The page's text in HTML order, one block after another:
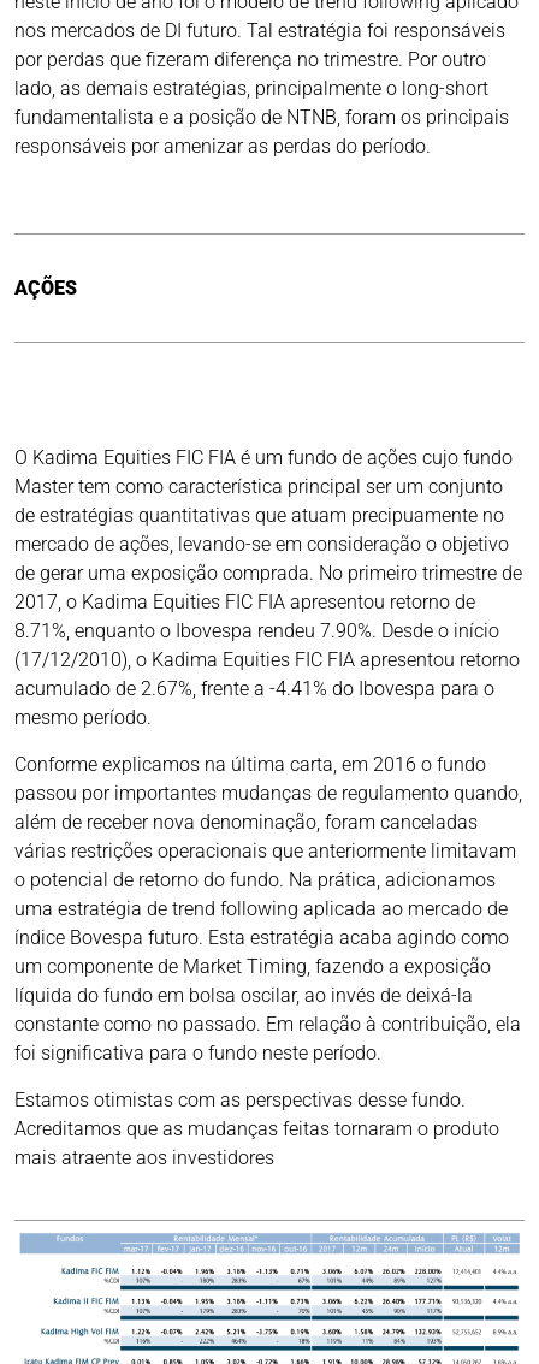
nos mercados de DI futuro. Tal estratégia foi responsáveis
por perdas que fizeram diferença no trimestre. Por outro
lado, as demais estratégias, principalmente o long-short
fundamentalista e a posição de NTNB, foram os principais
responsáveis por amenizar as perdas do período.
AÇÕES
O Kadima Equities FIC FIA é um fundo de ações cujo fundo
Master tem como característica principal ser um conjunto
de estratégias quantitativas que atuam precipuamente no
mercado de ações, levando-se em consideração o objetivo
de gerar uma exposição comprada. No primeiro trimestre de
2017, o Kadima Equities FIC FIA apresentou retorno de
8.71%, enquanto o Ibovespa rendeu 7.90%. Desde o início
(17/12/2010), o Kadima Equities FIC FIA apresentou retorno
acumulado de 2.67%, frente a -4.41% do Ibovespa para o
mesmo período.
Conforme explicamos na última carta, em 2016 o fundo
passou por importantes mudanças de regulamento quando,
além de receber nova denominação, foram canceladas
várias restrições operacionais que anteriormente limitavam
o potencial de retorno do fundo. Na prática, adicionamos
uma estratégia de trend following aplicada ao mercado de
índice Bovespa futuro. Esta estratégia acaba agindo como
um componente de Market Timing, fazendo a exposição
líquida do fundo em bolsa oscilar, ao invés de deixá-la
constante como no passado. Em relação à contribuição, ela
foi significativa para o fundo neste período.
Estamos otimistas com as perspectivas desse fundo.
Acreditamos que as mudanças feitas tornaram o produto
mais atraente aos investidores